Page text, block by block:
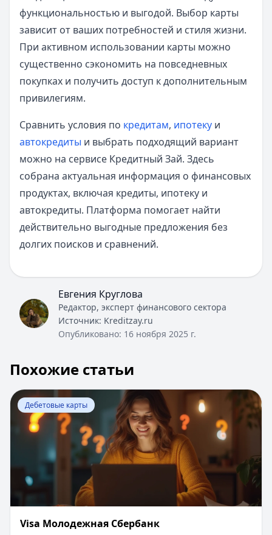
функциональностью и выгодой. Выбор карты
зависит от ваших потребностей и стиля жизни.
При активном использовании карты можно
существенно сэкономить на повседневных
покупках и получить доступ к дополнительным
привилегиям.
Сравнить условия по кредитам, ипотеку и
автокредиты и выбрать подходящий вариант
можно на сервисе Кредитный Зай. Здесь
собрана актуальная информация о финансовых
продуктах, включая кредиты, ипотеку и
автокредиты. Платформа помогает найти
действительно выгодные предложения без
долгих поисков и сравнений.
Евгения Круглова
Редактор, эксперт финансового сектора
Источник: Kreditzay.ru
Опубликовано: 16 ноября 2025 г.
Похожие статьи
Перейти к статье: Visa Молодежная Сбербанк
Дебетовые карты
Visa Молодежная Сбербанк